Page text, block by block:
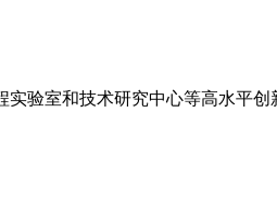
验室和技术研究中心等高水平